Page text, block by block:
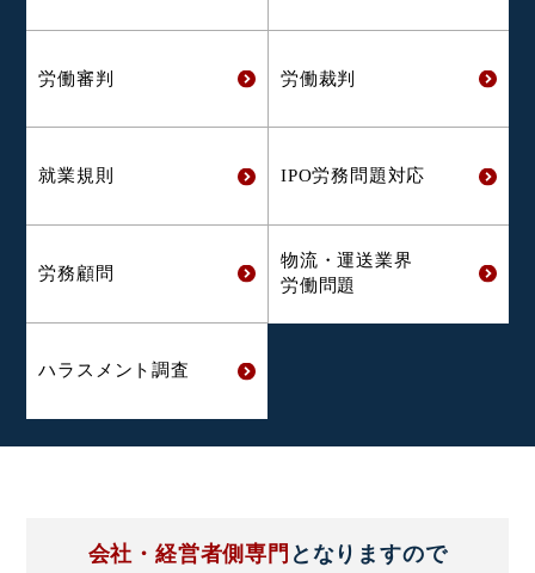
労働審判 労働裁判
就業規則 IPO労務問題対応
労務顧問
物流・運送業界
労働問題
ハラスメント調査
会社・経営者側専門 となりますので